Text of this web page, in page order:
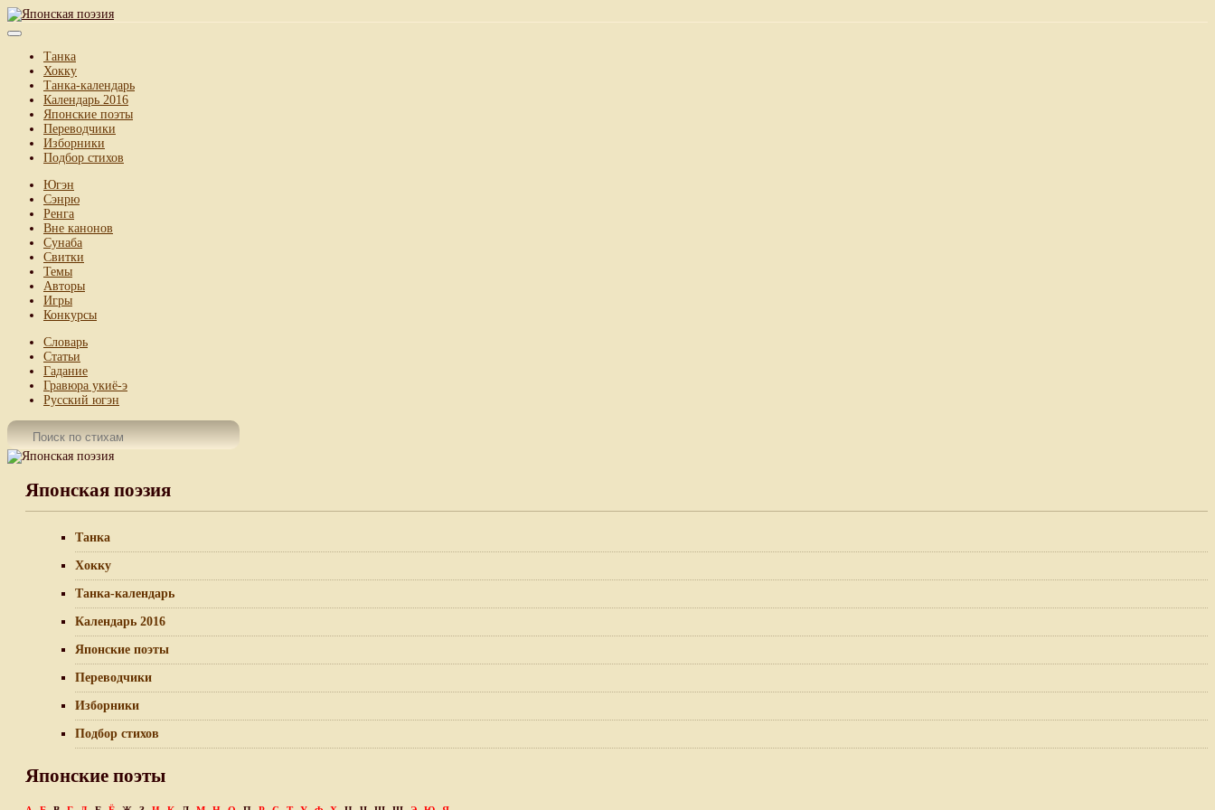
Танка
Хокку
Танка-календарь
Календарь 2016
Японские поэты
Переводчики
Изборники
Подбор стихов
Югэн
Сэнрю
Ренга
Вне канонов
Сунаба
Свитки
Темы
Авторы
Игры
Конкурсы
Словарь
Статьи
Гадание
Гравюра укиё-э
Русский югэн
Японская поэзия
Танка
Хокку
Танка-календарь
Календарь 2016
Японские поэты
Переводчики
Изборники
Подбор стихов
Японские поэты